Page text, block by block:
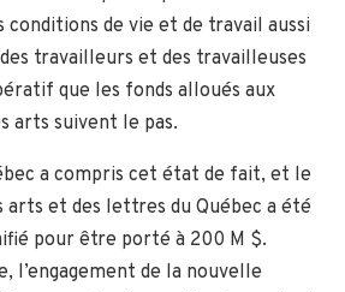
de vie et de travail aussi
travailleurs et des travailleuses
que les fonds alloués aux
arts suivent le pas.
a compris cet état de fait, et le
arts et des lettres du Québec a été
pour être porté à 200 M $.
l’engagement de la nouvelle